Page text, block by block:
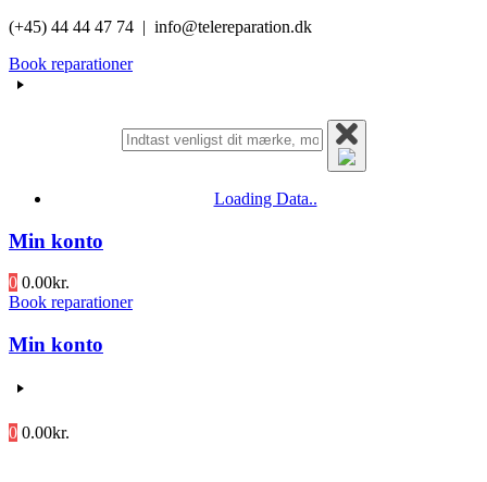
Videre
indhold
(+45) 44 44 47 74 | info@telereparation.dk
Book reparationer
Loading Data..
Min konto
0 0.00kr.
Book reparationer
Min konto
0 0.00kr.